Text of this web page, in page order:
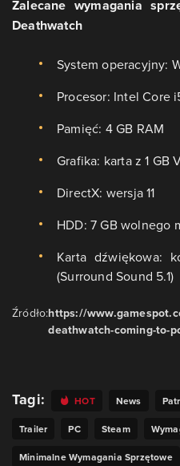
Zalecane wymagania
Deathwatch
System operacyjny:
Procesor: Intel Core
Pamięć: 4 GB RAM
Grafika: karta z 1 GB
DirectX: wersja 11
HDD: 7 GB wolnego
Karta dźwiękowa:
(Surround Sound 5.1)
Źródło:https://
deathwatch-coming-to-
Tagi: HOT News
Trailer
PC Steam
Minimalne Wymagania Sprzętowe